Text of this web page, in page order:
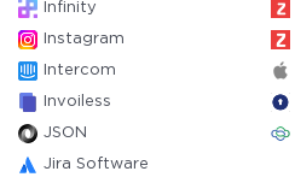
Infinity
Instagram
Intercom
Invoiless
JSON
Jira Software